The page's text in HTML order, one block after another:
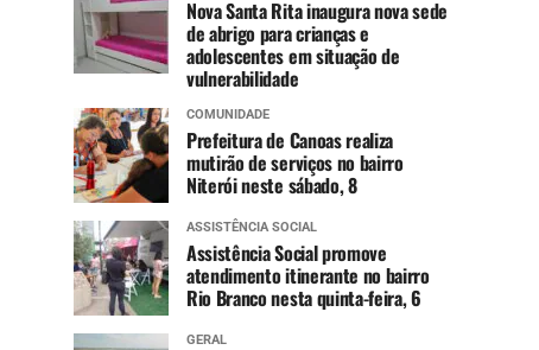
Nova Santa Rita inaugura nova sede
de abrigo para crianças e
adolescentes em situação de
vulnerabilidade
COMUNIDADE
Prefeitura de Canoas realiza
mutirão de serviços no bairro
Niterói neste sábado, 8
ASSISTÊNCIA SOCIAL
Assistência Social promove
atendimento itinerante no bairro
Rio Branco nesta quinta-feira, 6
GERAL